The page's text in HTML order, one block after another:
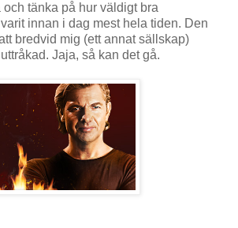
och tänka på hur väldigt bra
innan i dag mest hela tiden. Den
bredvid mig (ett annat sällskap)
Jaja, så kan det gå.